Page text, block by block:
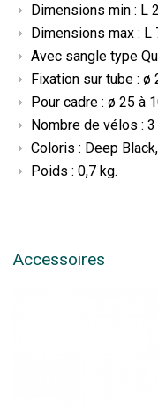
Dimensions min : L
Dimensions max : L
Avec sangle type
Fixation sur tube : ø
Pour cadre : ø 25 à
Nombre de vélos :
Coloris : Deep
Poids : 0,7 kg.
Accessoires